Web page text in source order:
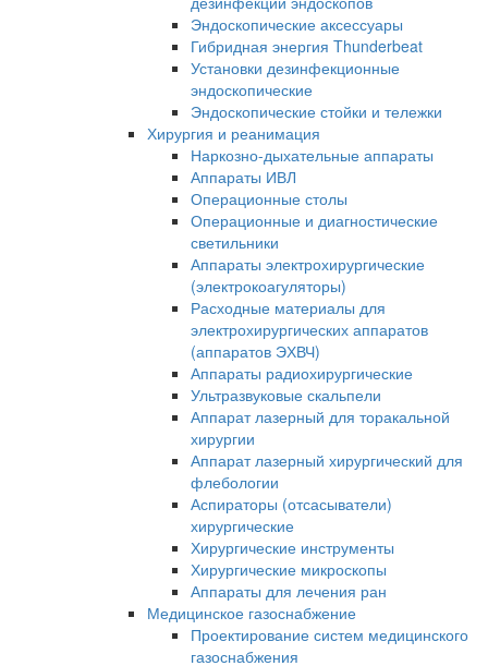
Эндоскопические аксессуары
Гибридная энергия Thunderbeat
Установки дезинфекционные
эндоскопические
Эндоскопические стойки и тележки
Хирургия и реанимация
Наркозно-дыхательные аппараты
Аппараты ИВЛ
Операционные столы
Операционные и диагностические
светильники
Аппараты электрохирургические
(электрокоагуляторы)
Расходные материалы для
электрохирургических аппаратов
(аппаратов ЭХВЧ)
Аппараты радиохирургические
Ультразвуковые скальпели
Аппарат лазерный для торакальной
хирургии
Аппарат лазерный хирургический для
флебологии
Аспираторы (отсасыватели)
хирургические
Хирургические инструменты
Хирургические микроскопы
Аппараты для лечения ран
Медицинское газоснабжение
Проектирование систем медицинского
газоснабжения